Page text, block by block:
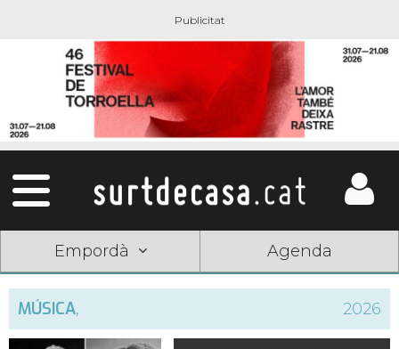
Empordà Agenda
MÚSICA, 2026